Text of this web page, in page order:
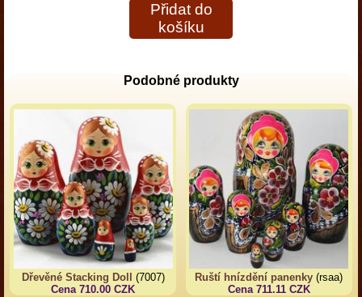
Přidat do
košíku
Podobné produkty
Dřevěné Stacking Doll
(7007)
Cena 710.00 CZK
Ruští hnízdění panenky (rsaa)
Cena 711.11 CZK